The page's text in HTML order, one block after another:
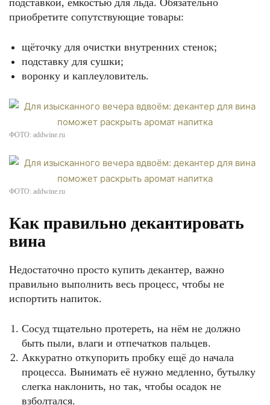
подставкой, ёмкостью для льда. Обязательно
приобретите сопутствующие товары:
щёточку для очистки внутренних стенок;
подставку для сушки;
воронку и каплеуловитель.
ФОТО: addwine.ru
ФОТО: addwine.ru
Как правильно декантировать
вина
Недостаточно просто купить декантер, важно
правильно выполнить весь процесс, чтобы не
испортить напиток.
Сосуд тщательно протереть, на нём не должно
быть пыли, влаги и отпечатков пальцев.
Аккуратно откупорить пробку ещё до начала
процесса. Вынимать её нужно медленно, бутылку
слегка наклонить, но так, чтобы осадок не
взболтался.